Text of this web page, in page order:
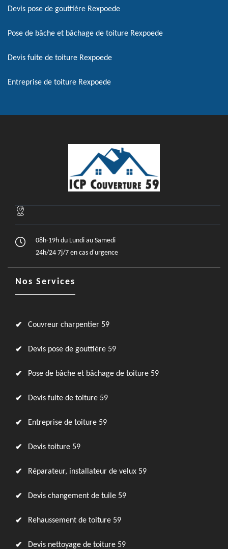
Devis pose de gouttière Rexpoede
Pose de bâche et bâchage de toiture Rexpoede
Devis fuite de toiture Rexpoede
Entreprise de toiture Rexpoede
08h-19h du Lundi au Samedi
24h/24 7j/7 en cas d'urgence
Nos Services
Couvreur charpentier 59
Devis pose de gouttière 59
Pose de bâche et bâchage de toiture 59
Devis fuite de toiture 59
Entreprise de toiture 59
Devis toiture 59
Réparateur, installateur de velux 59
Devis changement de tuile 59
Rehaussement de toiture 59
Devis nettoyage de toiture 59